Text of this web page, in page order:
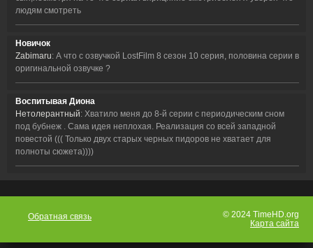
людям смотреть
Новичок
Zabimaru: А что с озвучкой LostFilm 8 сезон 10 серия, половина серии в
оригинальной озвучке ?
Воспитывая Диона
Нетолерантный: Хватило меня до 8-й серии с периодическим сном
под бубнеж . Сама идея неплохая. Реализация со всей западной
повестой ((( Только двух старых черных пидоров не хватает для
полноты сюжета))))
Обратная связь
© 2024 TimeHD.org
Карта сайта